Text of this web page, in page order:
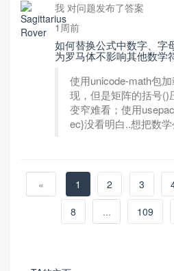
我 对问题发布了答案
1周前
如何替换公式中数字、字
为罗马体不影响其他数学
使用unicode-math包
现，但是矩阵的括号()
变窄难看；使用
ec}没看明白..想把数学
« 1 2 3
8
... 109